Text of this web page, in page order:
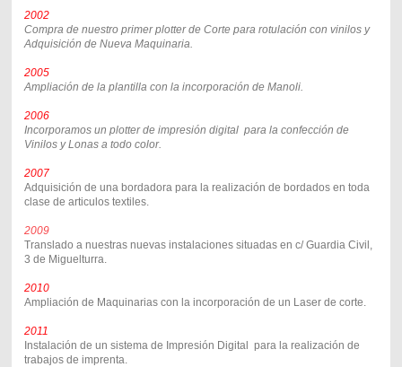
2002
Compra de nuestro primer plotter de Corte para rotulación con vinilos y
Adquisición de Nueva Maquinaria.
2005
Ampliación de la plantilla con la incorporación de Manoli.
2006
Incorporamos un plotter de impresión digital para la confección de
Vinilos y Lonas a todo color.
2007
Adquisición de una bordadora para la realización de bordados en toda
clase de articulos textiles.
2009
Translado a nuestras nuevas instalaciones situadas en c/ Guardia Civil,
3 de Miguelturra.
2010
Ampliación de Maquinarias con la incorporación de un Laser de corte.
2011
Instalación de un sistema de Impresión Digital para la realización de
trabajos de imprenta.